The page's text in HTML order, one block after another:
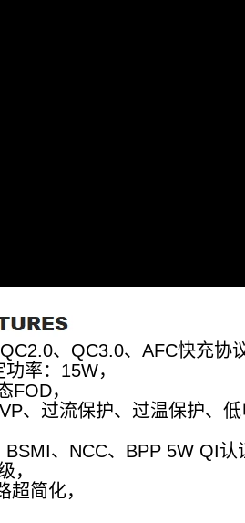
、QC3.0、AFC快充协议
率：15W，
FOD，
、过流保护、过温保护、
、NCC、BPP 5W QI认
，
简化，